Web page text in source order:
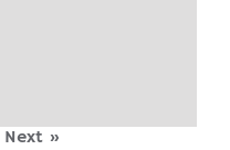
Next »